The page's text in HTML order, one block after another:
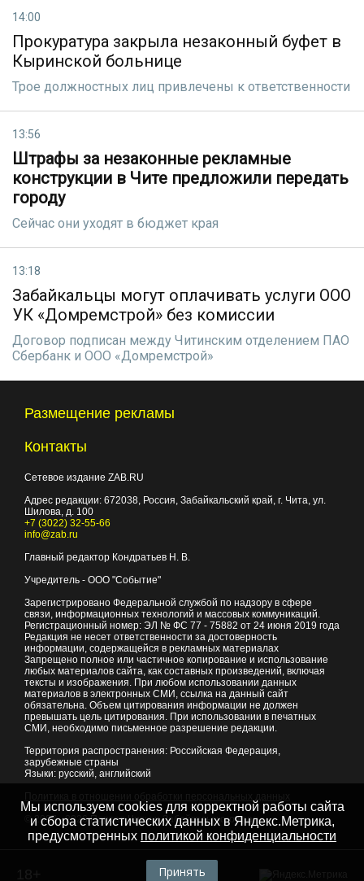
14:00
Прокуратура закрыла незаконный буфет в
Кыринской больнице
Трое должностных лиц привлечены к ответственности
13:56
Штрафы за незаконные рекламные
конструкции в Чите предложили передать
городу
Сейчас они уходят в бюджет края
13:18
Забайкальцы могут оплачивать услуги ООО
УК «Домремстрой» без комиссии
Договор подписан между Читинским отделением ПАО
Сбербанк и ООО «Домремстрой»
Размещение рекламы
Контакты
Сетевое издание ZAB.RU
Адрес редакции: 672038, Россия, Забайкальский край, г. Чита, ул.
Шилова, д. 100
+7 (3022) 32-55-66
info@zab.ru
Главный редактор Кондратьев Н. В.
Учредитель - ООО "Событие"
Зарегистрировано Федеральной службой по надзору в сфере
связи, информационных технологий и массовых коммуникаций.
Регистрационный номер: ЭЛ № ФС 77 - 75882 от 24 июня 2019 года
Редакция не несет ответственности за достоверность
информации, содержащейся в рекламных материалах
Запрещено полное или частичное копирование и использование
любых материалов сайта, как составных произведений, включая
тексты и изображения. При любом использовании данных
материалов в электронных СМИ, ссылка на данный сайт
обязательна. Объем цитирования информации не должен
превышать цель цитирования. При использовании в печатных
СМИ, необходимо письменное разрешение редакции.
Территория распространения: Российская Федерация,
зарубежные страны
Языки: русский, английский
© 2007 - 2026Портал Читы и Забайкальского края
Мы используем cookies для корректной работы сайта
и сбора статистических данных в Яндекс.Метрика,
предусмотренных политикой конфиденциальности
Принять